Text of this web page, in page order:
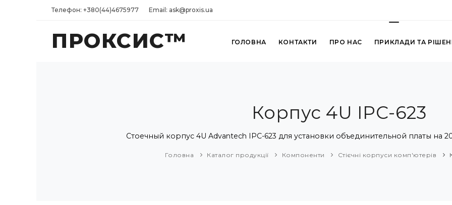
Телефон: +380(44)4675977 Email: ask@proxis.ua
ПРОКСИС™ ГОЛОВНА КОНТАКТИ ПРО НАС ПРИКЛАДИ ТА
Корпус 4U IPC-623
Стоечный корпус 4U Advantech IPC-623 для установки объединительной платы на
Головна Каталог продукції Компоненти Стієчні корпуси комп'ютерів